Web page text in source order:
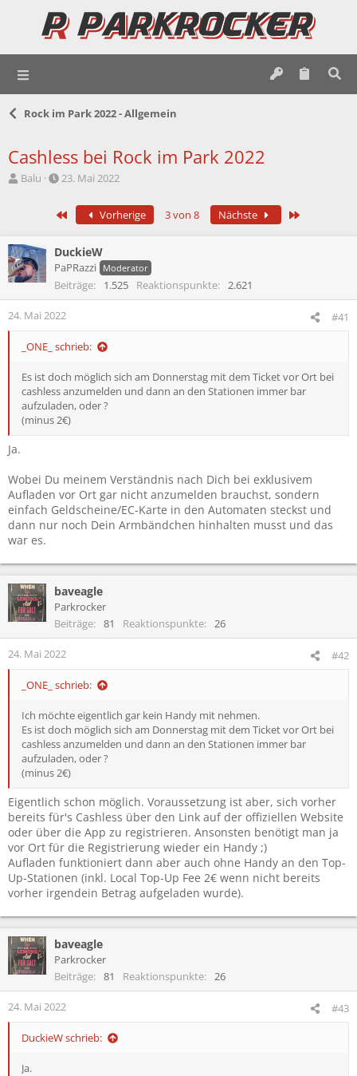
Rock im Park 2022 - Allgemein
Cashless bei Rock im Park 2022
E
l
l
e
Balu
E
t
l
l
a
23. Mai 2022
Erste Vorherige 3 von 8 Nächste
DuckieW
PaPRazzi Moderator
Beiträge 1.525 Reaktionspunkte 2.621
24. Mai 2022 #41
_ONE_ schrieb:
Es ist doch möglich sich am Donnerstag mit dem Ticket vor Ort bei
cashless anzumelden und dann an den Stationen immer bar
aufzuladen, oder ?
(minus 2€)
Ja.
Wobei Du meinem Verständnis nach Dich bei exklusivem
Aufladen vor Ort gar nicht anzumelden brauchst, sondern
einfach Geldscheine/EC-Karte in den Automaten steckst und
dann nur noch Dein Armbändchen hinhalten musst und das
war es.
baveagle
Parkrocker
Beiträge
81 Reaktionspunkte 26
24. Mai 2022 #42
_ONE_ schrieb:
Ich möchte eigentlich gar kein Handy mit nehmen.
Es ist doch möglich sich am Donnerstag mit dem Ticket vor Ort bei
cashless anzumelden und dann an den Stationen immer bar
aufzuladen, oder ?
(minus 2€)
Eigentlich schon möglich. Voraussetzung ist aber, sich vorher
bereits für's Cashless über den Link auf der offiziellen Website
oder über die App zu registrieren. Ansonsten benötigt man ja
vor Ort für die Registrierung wieder ein Handy ;)
Aufladen funktioniert dann aber auch ohne Handy an den Top-
Up-Stationen (inkl. Local Top-Up Fee 2€ wenn nicht bereits
vorher irgendein Betrag aufgeladen wurde).
baveagle
Parkrocker
Beiträge
81 Reaktionspunkte 26
24. Mai 2022 #43
DuckieW schrieb:
Ja.